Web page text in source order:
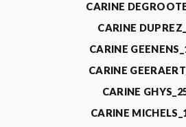
CARINE
CARINE
CARINE
CARINE
CARINE
CARINE